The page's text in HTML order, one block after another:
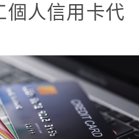
個人信用卡代